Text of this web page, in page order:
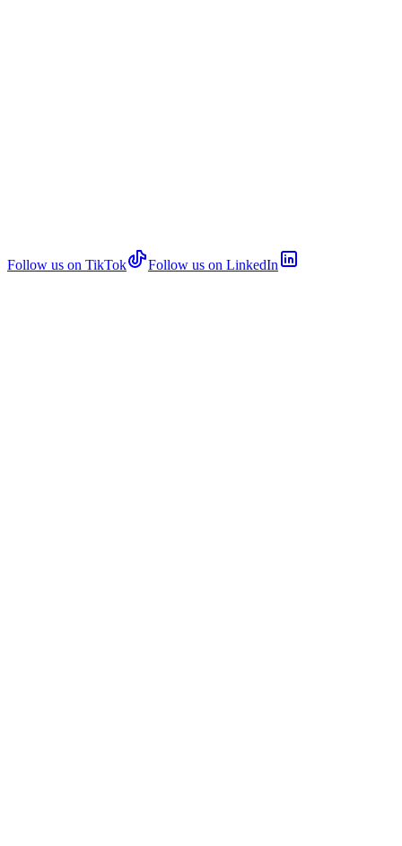
Follow us on TikTok Follow us on LinkedIn